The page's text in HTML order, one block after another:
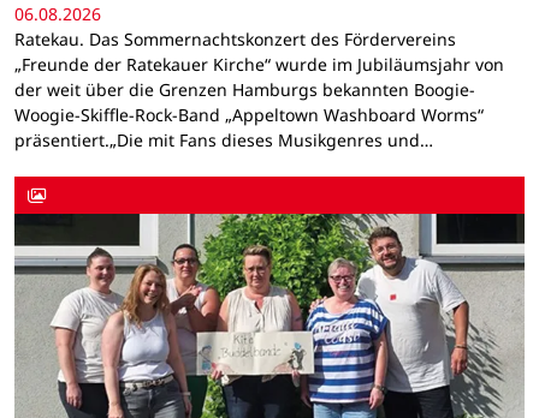
06.08.2026
Ratekau. Das Sommernachtskonzert des Fördervereins
„Freunde der Ratekauer Kirche“ wurde im Jubiläumsjahr von
der weit über die Grenzen Hamburgs bekannten Boogie-
Woogie-Skiffle-Rock-Band „Appeltown Washboard Worms“
präsentiert.„Die mit Fans dieses Musikgenres und…